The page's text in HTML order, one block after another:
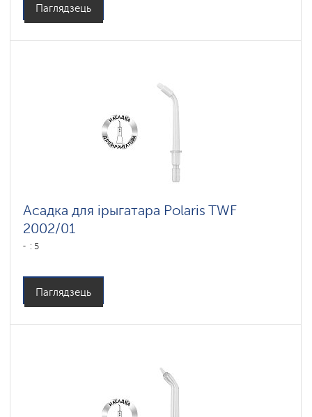
Паглядзець
Асадка для ірыгатара Polaris TWF
2002/01
: 5
Паглядзець